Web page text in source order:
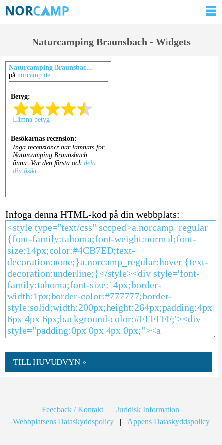
Naturcamping Braunsbach - Widgets
Naturcamping Braunsbac...
på norcamp.de
Infoga denna HTML-kod på din webbplats:
TILL HUVUDVYN »
Feedback / Kontakt | Juridisk Information
|
Webbplatsens Dataskyddspolicy
| Appens Dataskyddspolicy